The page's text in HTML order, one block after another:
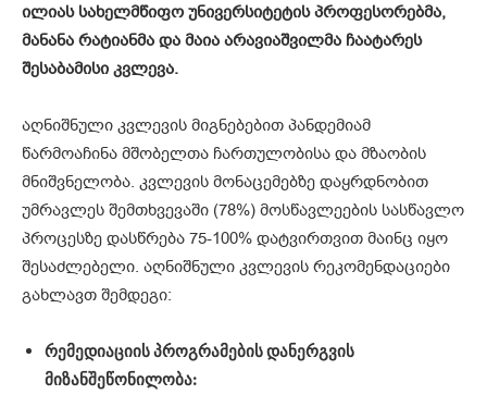
ილიას სახელმწიფო უნივერსიტეტის პროფესორებმა,
მანანა რატიანმა და მაია არავიაშვილმა ჩაატარეს
შესაბამისი კვლევა.
აღნიშნული კვლევის მიგნებებით პანდემიამ
წარმოაჩინა მშობელთა ჩართულობისა და მზაობის
მნიშვნელობა. კვლევის მონაცემებზე დაყრდნობით
უმრავლეს შემთხვევაში (78%) მოსწავლეების სასწავლო
პროცესზე დასწრება 75-100% დატვირთვით მაინც იყო
შესაძლებელი. აღნიშნული კვლევის რეკომენდაციები
გახლავთ შემდეგი:
რემედიაციისპროგრამებისდანერგვის
მიზანშეწონილობა: